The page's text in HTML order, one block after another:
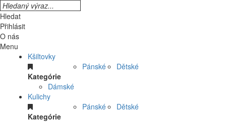
Hledat
Přihlásit
O nás
Menu
Kšiltovky
Kategórie
Dámské
Pánské Dětské
Kulichy
Kategórie
Pánské Dětské